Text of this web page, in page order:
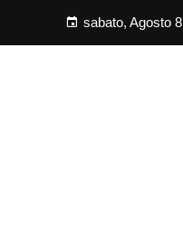
sabato, Agosto 8